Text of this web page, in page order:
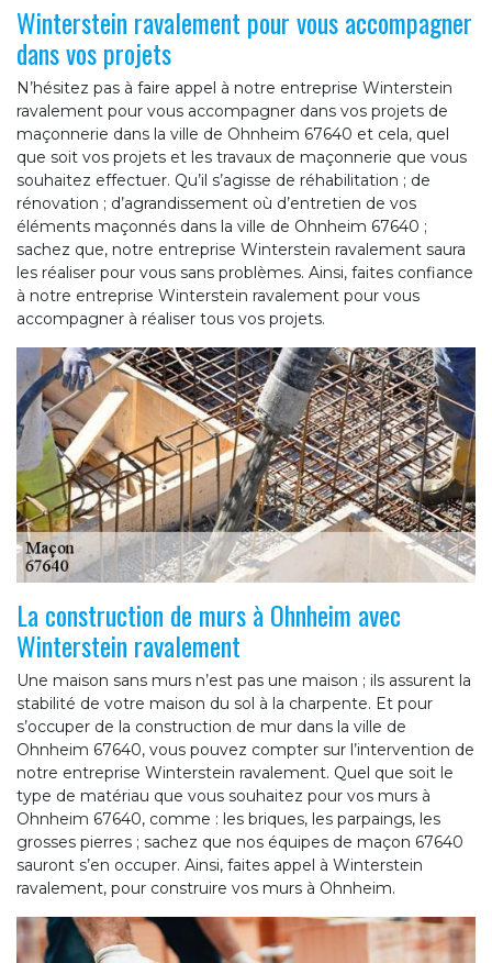
Winterstein ravalement pour vous accompagner
dans vos projets
N’hésitez pas à faire appel à notre entreprise Winterstein
ravalement pour vous accompagner dans vos projets de
maçonnerie dans la ville de Ohnheim 67640 et cela, quel
que soit vos projets et les travaux de maçonnerie que vous
souhaitez effectuer. Qu’il s’agisse de réhabilitation ; de
rénovation ; d’agrandissement où d’entretien de vos
éléments maçonnés dans la ville de Ohnheim 67640 ;
sachez que, notre entreprise Winterstein ravalement saura
les réaliser pour vous sans problèmes. Ainsi, faites confiance
à notre entreprise Winterstein ravalement pour vous
accompagner à réaliser tous vos projets.
La construction de murs à Ohnheim avec
Winterstein ravalement
Une maison sans murs n’est pas une maison ; ils assurent la
stabilité de votre maison du sol à la charpente. Et pour
s’occuper de la construction de mur dans la ville de
Ohnheim 67640, vous pouvez compter sur l’intervention de
notre entreprise Winterstein ravalement. Quel que soit le
type de matériau que vous souhaitez pour vos murs à
Ohnheim 67640, comme : les briques, les parpaings, les
grosses pierres ; sachez que nos équipes de maçon 67640
sauront s’en occuper. Ainsi, faites appel à Winterstein
ravalement, pour construire vos murs à Ohnheim.